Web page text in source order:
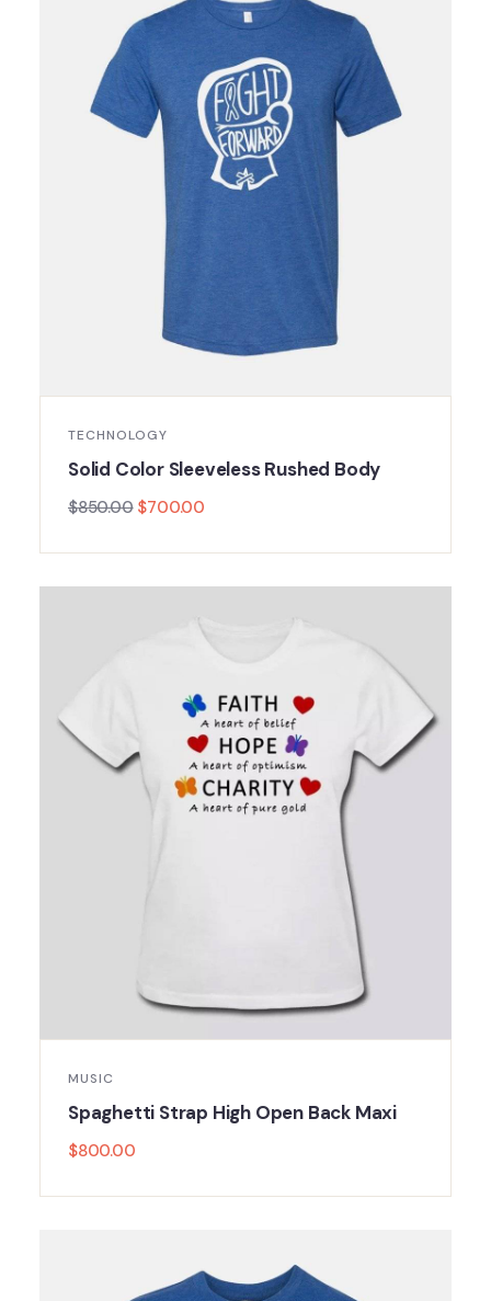
TECHNOLOGY
Solid Color Sleeveless Rushed Body
$850.00 $700.00
MUSIC
Spaghetti Strap High Open Back Maxi
$800.00